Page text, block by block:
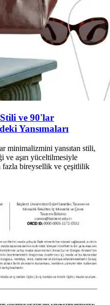
ve 90'lar
Yansımaları
minimalizmini yansıtan stili,
ve aşırı yüceltilmesiyle
fazla bireysellik ve çeşitlilik